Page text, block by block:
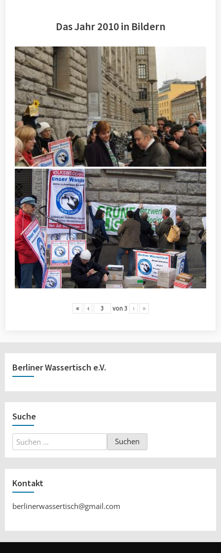
Das Jahr 2010 in Bildern
« ‹ von 3 › »
Berliner Wassertisch e.V.
Suche
Suchen
nach:
Kontakt
berlinerwassertisch@gmail.com